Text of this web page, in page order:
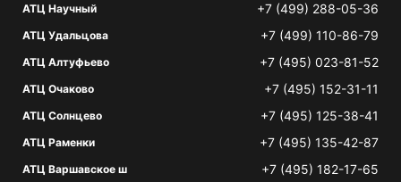
АТЦ Научный +7 (499) 288-05-36
АТЦ Удальцова +7 (499) 110-86-79
АТЦ Алтуфьево +7 (495) 023-81-52
АТЦ Очаково +7 (495) 152-31-11
АТЦ Солнцево +7 (495) 125-38-41
АТЦ Раменки +7 (495) 135-42-87
АТЦ Варшавское ш +7 (495) 182-17-65